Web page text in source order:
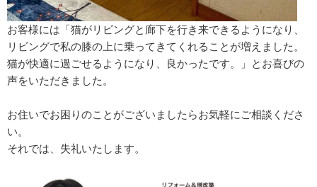
お客様には「猫がリビングと廊下を行き来できるようになり、
リビングで私の膝の上に乗ってきてくれることが増えました。
猫が快適に過ごせるようになり、良かったです。」とお喜びの
声をいただきました。
お住いでお困りのことがございましたらお気軽にご相談くださ
い。
それでは、失礼いたします。